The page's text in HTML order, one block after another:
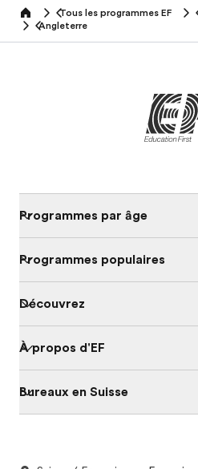
home Tous les programmes EF
Angleterre
Programmes par âge
Programmes populaires
Découvrez
À propos d'EF
Bureaux en Suisse